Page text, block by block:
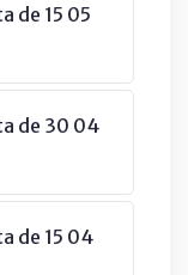
de 15 05
de 30 04
de 15 04